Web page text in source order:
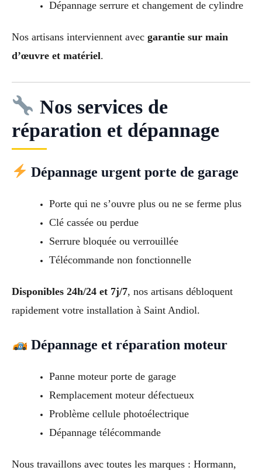
Dépannage serrure et changement de cylindre
Nos artisans interviennent avec garantie sur main
d’œuvre et matériel.
Nos services de
réparation et dépannage
Dépannage urgent porte de garage
Porte qui ne s’ouvre plus ou ne se ferme plus
Clé cassée ou perdue
Serrure bloquée ou verrouillée
Télécommande non fonctionnelle
Disponibles 24h/24 et 7j/7, nos artisans débloquent
rapidement votre installation à Saint Andiol.
Dépannage et réparation moteur
Panne moteur porte de garage
Remplacement moteur défectueux
Problème cellule photoélectrique
Dépannage télécommande
Nous travaillons avec toutes les marques : Hormann,